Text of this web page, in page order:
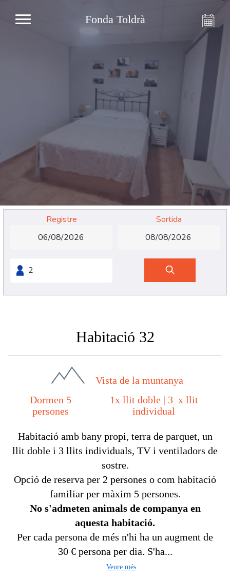
Fonda Toldrà
Registre Sortida
Habitació 32
Vista de la muntanya
Dormen 5
persones
1x llit doble| 3 x llit
individual
Habitació amb bany propi, terra de parquet, un
llit doble i 3 llits individuals, TV i ventiladors de
sostre.
Opció de reserva per 2 persones o com habitació
familiar per màxim 5 persones.
No s'admeten animals de companya en
aquesta habitació.
Per cada persona de més n'hi ha un augment de
30 € persona per dia. S'ha...
Veure més